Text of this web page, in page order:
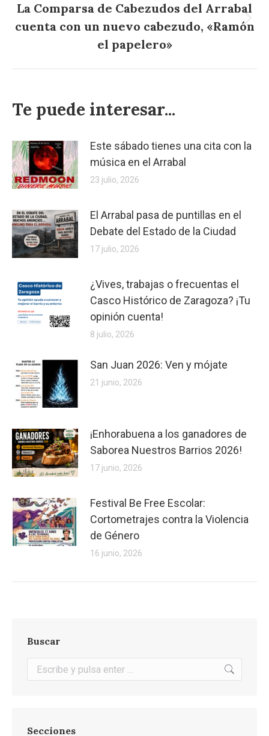
Publicación
siguiente:
La Comparsa de Cabezudos del Arrabal
cuenta con un nuevo cabezudo, «Ramón
el papelero»
Te puede interesar...
Este sábado tienes una cita con la
música en el Arrabal
23 julio, 2026
El Arrabal pasa de puntillas en el
Debate del Estado de la Ciudad
17 julio, 2026
¿Vives, trabajas o frecuentas el
Casco Histórico de Zaragoza? ¡Tu
opinión cuenta!
8 julio, 2026
San Juan 2026: Ven y mójate
21 junio, 2026
¡Enhorabuena a los ganadores de
Saborea Nuestros Barrios 2026!
17 junio, 2026
Festival Be Free Escolar:
Cortometrajes contra la Violencia
de Género
16 junio, 2026
Buscar
Buscar:
Secciones